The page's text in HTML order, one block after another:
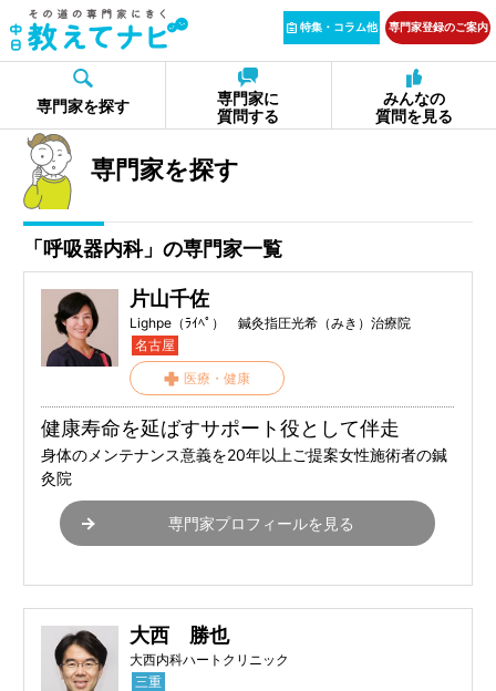
特集・コラム他 専門家登録のご案内
専門家を探す
専門家に
質問する
みんなの
質問を見る
専門家を探す
「呼吸器内科」の専門家一覧
片山千佐
Lighpe（ﾗｲﾍﾟ） 鍼灸指圧光希（みき）治療院
名古屋
医療・健康
健康寿命を延ばすサポート役として伴走
身体のメンテナンス意義を20年以上ご提案女性施術者の鍼
灸院
専門家プロフィールを見る
大西 勝也
大西内科ハートクリニック
三重